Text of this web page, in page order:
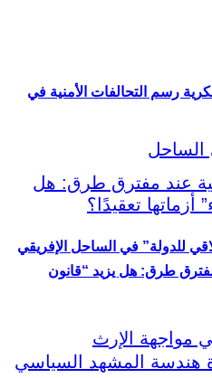
للدولة” في الساحل الإفريقي
رسم التحالفات الأمنية في
طرق: هل يزيد “قانون